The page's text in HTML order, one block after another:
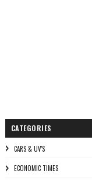
CATEGORIES
CARS & UV'S
ECONOMIC TIMES